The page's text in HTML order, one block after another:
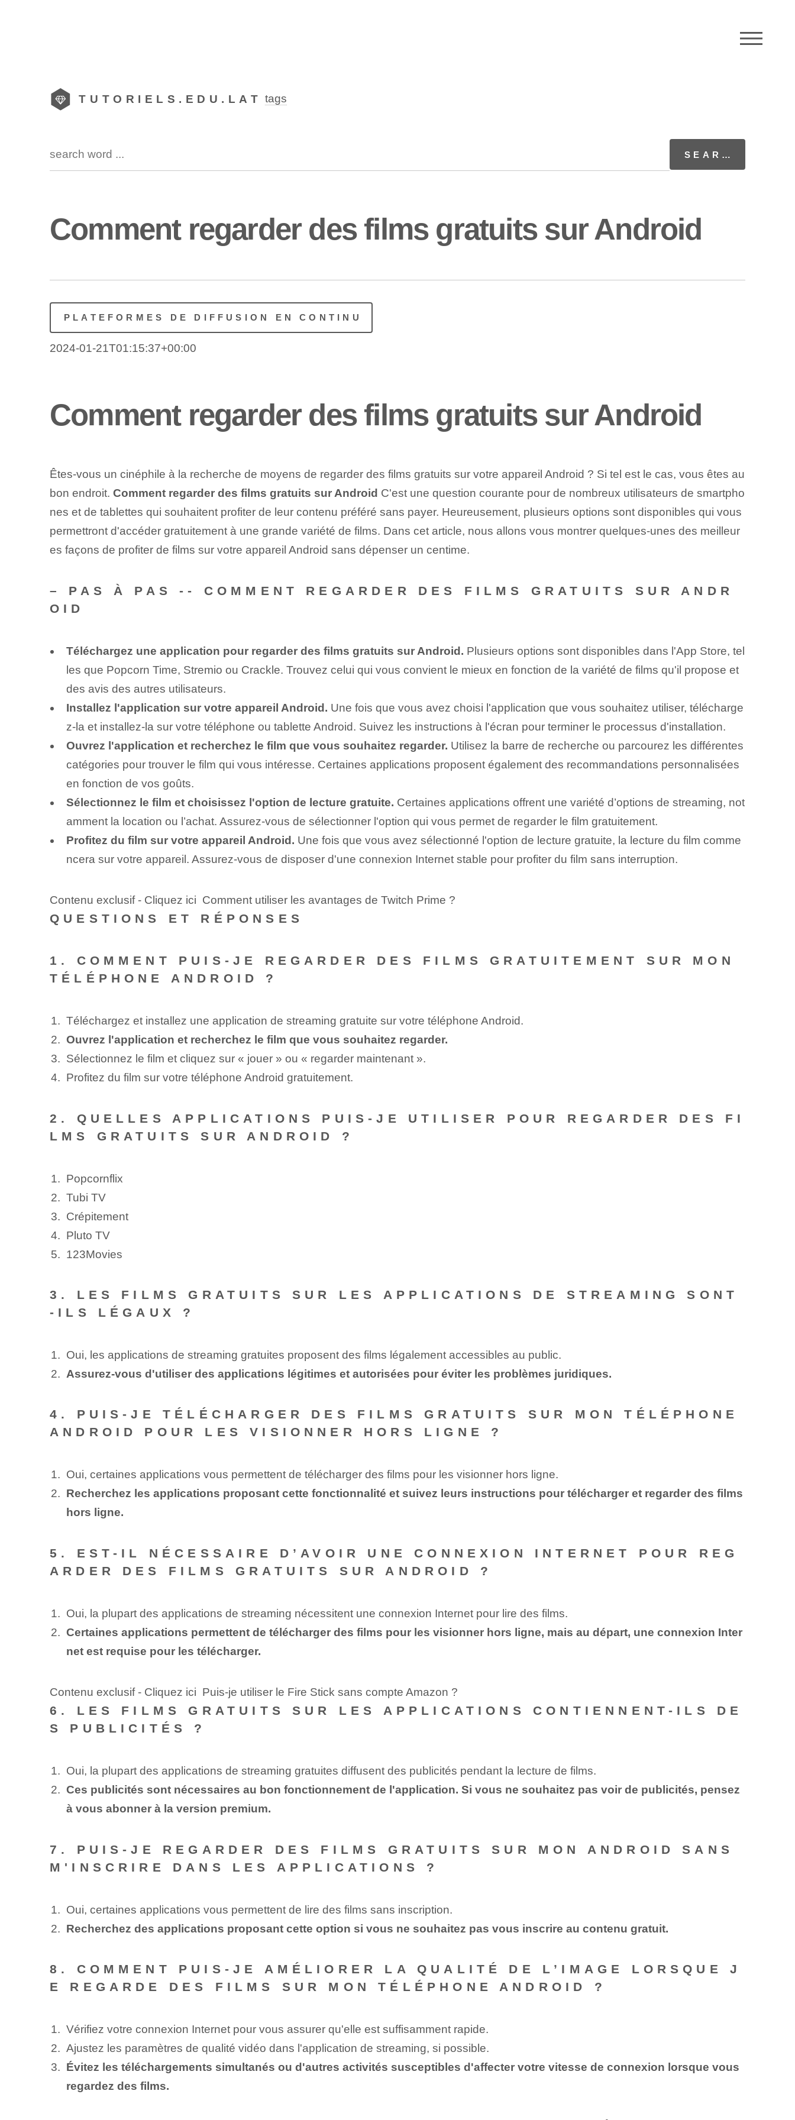
TUTORIELS.EDU.LAT tags
Comment regarder des films gratuits sur Android
PLATEFORMES DE DIFFUSION EN CONTINU
2024-01-21T01:15:37+00:00
Comment regarder des films gratuits sur Android
Êtes-vous un cinéphile à la recherche de moyens de regarder des films gratuits sur votre appareil Android ? Si tel est le cas,⁤ vous êtes au
bon endroit. Comment regarder des films gratuits sur Android C'est une question courante pour de nombreux utilisateurs de smartpho
nes et de tablettes qui souhaitent profiter de leur contenu préféré sans payer. Heureusement, plusieurs options sont disponibles qui vous
permettront d'accéder gratuitement à une grande variété⁤ de films. Dans cet article, nous allons vous montrer quelques-unes des meilleur
es façons de profiter de films sur votre appareil Android sans dépenser un centime.
– PAS À PAS -- COMMENT REGARDER DES FILMS GRATUITS SUR ANDR
OID
Téléchargez une application pour regarder des films gratuits sur Android. Plusieurs options sont disponibles dans l'App Store, tel
les que Popcorn Time, Stremio ou Crackle. Trouvez celui qui vous convient le mieux en fonction de la variété de films qu'il propose et
des avis des autres utilisateurs.
Installez l'application sur votre appareil Android. Une fois que vous avez choisi l'application que vous souhaitez utiliser, télécharge
z-la et installez-la sur votre téléphone ou tablette Android. Suivez les instructions à l'écran pour terminer le processus d'installation.
Ouvrez l'application et recherchez le film⁤ que vous souhaitez regarder. Utilisez la barre de recherche ou parcourez les différentes
catégories pour trouver le film qui vous intéresse. Certaines applications proposent également des recommandations personnalisées
en fonction de vos goûts.
Sélectionnez le film et choisissez l'option de lecture gratuite. Certaines applications offrent une variété d’options de streaming, not
amment la location ou l’achat. Assurez-vous de sélectionner l'option qui vous permet de regarder le film gratuitement.
Profitez du film sur votre appareil Android. Une fois que vous avez sélectionné l'option de lecture gratuite, la lecture du film comme
ncera sur votre appareil. Assurez-vous de disposer d'une connexion Internet stable pour profiter du film sans interruption.
Contenu exclusif - Cliquez ici Comment utiliser les avantages de Twitch Prime ?
QUESTIONS ET RÉPONSES
1. COMMENT PUIS-JE REGARDER DES FILMS GRATUITEMENT SUR MON
TÉLÉPHONE ANDROID ?
Téléchargez et installez une application de streaming gratuite sur votre téléphone Android.
Ouvrez l'application et recherchez le film que vous souhaitez regarder.
Sélectionnez le film et cliquez sur « jouer » ou « regarder maintenant ».
Profitez⁣ du⁤ film sur votre téléphone Android gratuitement.
2. QUELLES APPLICATIONS PUIS-JE UTILISER POUR REGARDER DES FI
LMS GRATUITS SUR ANDROID ?
Popcornflix
Tubi TV
Crépitement
Pluto TV
123Movies
3. LES FILMS GRATUITS SUR LES APPLICATIONS DE STREAMING SONT
-ILS LÉGAUX ?
Oui, les applications de streaming gratuites proposent des films légalement accessibles au public.
Assurez-vous d'utiliser des applications légitimes et autorisées pour éviter les problèmes juridiques.
4. PUIS-JE TÉLÉCHARGER DES FILMS GRATUITS SUR MON TÉLÉPHONE
ANDROID POUR LES VISIONNER HORS LIGNE ?
Oui, certaines applications vous permettent de télécharger des films pour les visionner hors ligne.
Recherchez les applications proposant cette fonctionnalité et suivez leurs instructions pour télécharger et regarder des films
hors ligne.
5. EST-IL NÉCESSAIRE D’AVOIR UNE CONNEXION INTERNET POUR REG
ARDER DES FILMS GRATUITS SUR ANDROID ?
Oui, la plupart des applications de streaming nécessitent une connexion Internet pour lire des films.
Certaines applications permettent de télécharger des films pour les visionner hors ligne, mais au départ, une connexion Inter
net est requise pour les télécharger.
Contenu exclusif - Cliquez ici Puis-je utiliser le Fire Stick sans compte Amazon ?
6. LES FILMS GRATUITS SUR LES APPLICATIONS CONTIENNENT-ILS DE
S PUBLICITÉS ?
Oui, la plupart des applications de streaming gratuites diffusent des publicités pendant la lecture de films.
Ces publicités sont nécessaires au bon fonctionnement de l'application. Si vous ne souhaitez pas voir de publicités, pensez
à vous abonner à la version premium.
7. PUIS-JE REGARDER DES FILMS GRATUITS SUR MON ANDROID SANS
M'INSCRIRE DANS LES APPLICATIONS ?
Oui, certaines applications vous permettent de lire des films sans inscription.
Recherchez des applications proposant cette option si vous ne souhaitez pas vous inscrire au contenu gratuit.
8. COMMENT PUIS-JE AMÉLIORER LA QUALITÉ DE L’IMAGE LORSQUE J
E REGARDE DES FILMS SUR MON TÉLÉPHONE ANDROID ?
Vérifiez votre connexion Internet pour vous assurer qu'elle est suffisamment rapide.
Ajustez les paramètres de qualité vidéo dans l'application de streaming, si possible.
Évitez les téléchargements simultanés ou d'autres activités susceptibles d'affecter votre vitesse de connexion lorsque vous
regardez des films.